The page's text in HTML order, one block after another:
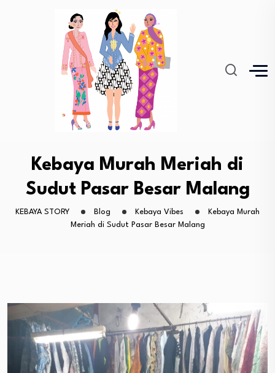
Kebaya Murah Meriah di
Sudut Pasar Besar Malang
KEBAYA STORY Blog Kebaya Vibes
Kebaya Murah
Meriah di Sudut Pasar Besar Malang